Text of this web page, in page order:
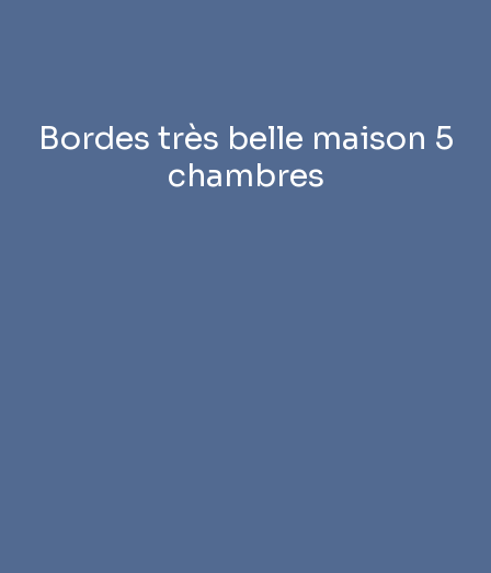
Bordes très belle maison 5
chambres